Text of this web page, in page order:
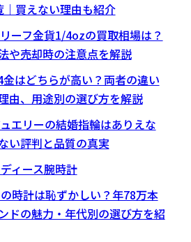
｜買えない理由も紹介
ーフ金貨1/4ozの買取相場は？
や売却時の注意点を解説
はどちらが高い？両者の違い
由、用途別の選び方を解説
エリーの結婚指輪はありえな
い評判と品質の真実
ィース腕時計
時計は恥ずかしい？年78万本
ドの魅力・年代別の選び方を紹